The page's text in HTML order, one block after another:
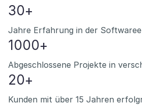
30+
Jahre Erfahrung in der
1000+
Abgeschlossene Projekte in
20+
Kunden mit über 15 Jahren